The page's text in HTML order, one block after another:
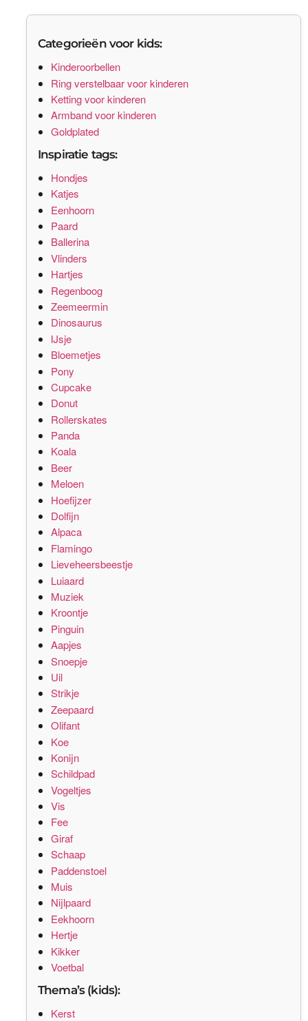
Categorieën voor kids:
Kinderoorbellen
Ring verstelbaar voor kinderen
Ketting voor kinderen
Armband voor kinderen
Goldplated
Inspiratie tags:
Hondjes
Katjes
Eenhoorn
Paard
Ballerina
Vlinders
Hartjes
Regenboog
Zeemeermin
Dinosaurus
IJsje
Bloemetjes
Pony
Cupcake
Donut
Rollerskates
Panda
Koala
Beer
Meloen
Hoefijzer
Dolfijn
Alpaca
Flamingo
Lieveheersbeestje
Luiaard
Muziek
Kroontje
Pinguin
Aapjes
Snoepje
Uil
Strikje
Zeepaard
Olifant
Koe
Konijn
Schildpad
Vogeltjes
Vis
Fee
Giraf
Schaap
Paddenstoel
Muis
Nijlpaard
Eekhoorn
Hertje
Kikker
Voetbal
Thema’s (kids):
Kerst